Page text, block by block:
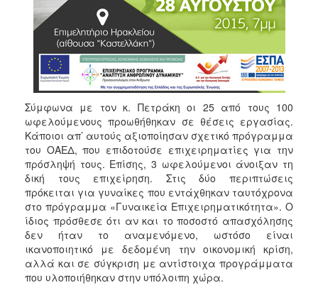
Σύμφωνα με τον κ. Πετράκη οι 25 από τους 100
ωφελούμενους προωθήθηκαν σε θέσεις εργασίας.
Κάποιοι απ’ αυτούς αξιοποίησαν σχετικό πρόγραμμα
του ΟΑΕΔ, που επιδοτούσε επιχειρηματίες για την
πρόσληψή τους. Επίσης, 3 ωφελούμενοι άνοιξαν τη
δική τους επιχείρηση. Στις δύο περιπτώσεις
πρόκειται για γυναίκες που εντάχθηκαν ταυτόχρονα
στο πρόγραμμα «Γυναικεία Επιχειρηματικότητα». Ο
ίδιος πρόσθεσε ότι αν και το ποσοστό απασχόλησης
δεν ήταν το αναμενόμενο, ωστόσο είναι
ικανοποιητικό με δεδομένη την οικονομική κρίση,
αλλά και σε σύγκριση με αντίστοιχα προγράμματα
που υλοποιήθηκαν στην υπόλοιπη χώρα.